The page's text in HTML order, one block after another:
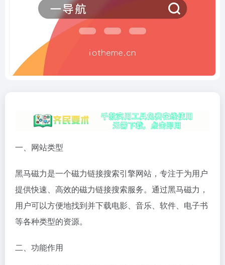
一、网站类型
黑马磁力是一个磁力链接搜索引擎网站，专注于为用户
提供快速、高效的磁力链接搜索服务。通过黑马磁力，
用户可以方便地找到并下载电影、音乐、软件、电子书
等各种类型的资源。
二、功能作用